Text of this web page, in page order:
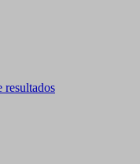
resultados